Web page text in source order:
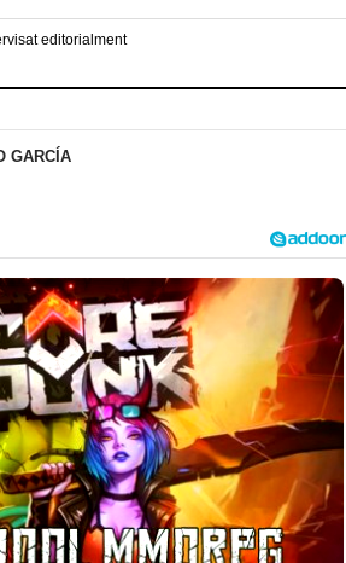
editorialment
GARCÍA